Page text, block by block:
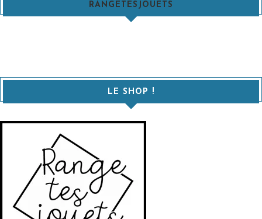
RANGETESJOUETS
LE SHOP !